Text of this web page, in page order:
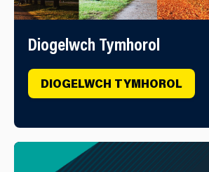
Diogelwch Tymhorol
DIOGELWCH TYMHOROL